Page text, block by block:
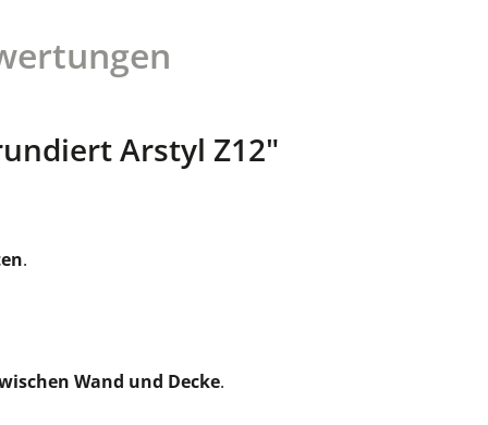
Arstyl Z12"
.
Wand und Decke.